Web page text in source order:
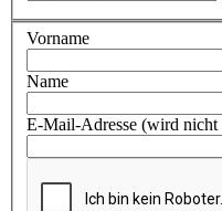
Vorname
Name
E-Mail-Adresse (wird